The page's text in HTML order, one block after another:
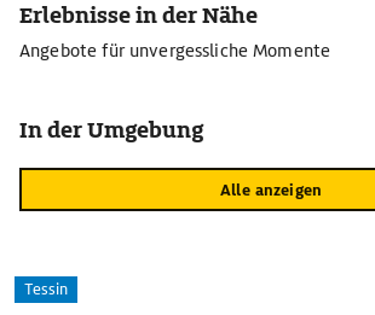
Erlebnisse in der Nähe
Angebote für unvergessliche Momente
In der Umgebung
Alle anzeigen
Tessin